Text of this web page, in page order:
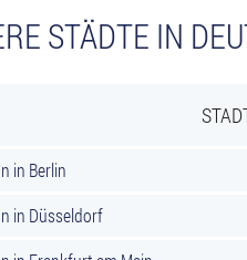
STÄDTE IN
in Berlin
in Düsseldorf